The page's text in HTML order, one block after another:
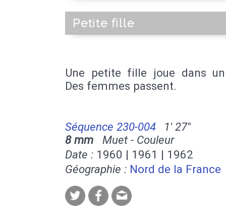
Petite fille
Une petite fille joue dans
Des femmes passent.
Séquence 230-004
1' 27''
8 mm Muet - Couleur
Date : 1960 | 1961 | 1962
Géographie : Nord de la France